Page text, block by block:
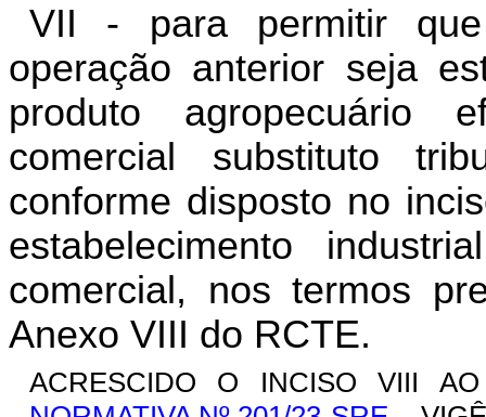
VII - para permitir
operação anterior seja
produto agropecuário
comercial substituto
conforme disposto no
estabelecimento
comercial, nos termos
Anexo VIII do RCTE.
ACRESCIDO O INCISO VIII